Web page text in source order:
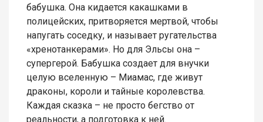
бабушка. Она кидается какашками в
полицейских, притворяется мертвой, чтобы
напугать соседку, и называет ругательства
«хренотанкерами». Но для Эльсы она –
супергерой. Бабушка создает для внучки
целую вселенную – Миамас, где живут
драконы, короли и тайные королевства.
Каждая сказка – не просто бегство от
реальности, а подготовка к ней.